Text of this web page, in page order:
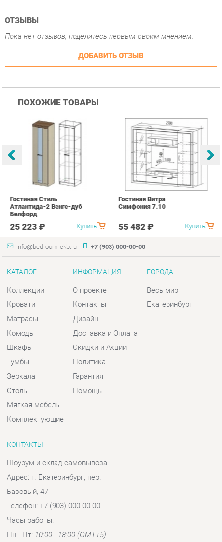
ПОХОЖИЕ ТОВАРЫ
Атлантида-2 Венге-дуб
25 223 ₽ Купить
Гостиная Витра
Симфония 7.10
55 482 ₽
info@bedroom-ekb.ru +7 (903) 000-00-00
КАТАЛОГ
Коллекции
Матрасы
Шкафы
Тумбы
Зеркала
Столы
Мягкая мебель
Комплектующие
ИНФОРМАЦИЯ
Дизайн
Скидки и Акции
Политика
Гарантия
Помощь
ГОРОДА
КОНТАКТЫ
Шоурум и склад самовывоза
Адрес: г. Екатеринбург, пер.
Часы работы:
Отправить сообщение